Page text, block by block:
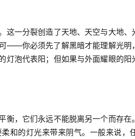
这一分裂创造了天地、天空与大地、
——你必须先了解黑暗才能理解光明
灯泡代表阳；但如果与外面耀眼的
衡，它们永远不能脱离另一个而存
和的灯光来带来阴气。一般来说，